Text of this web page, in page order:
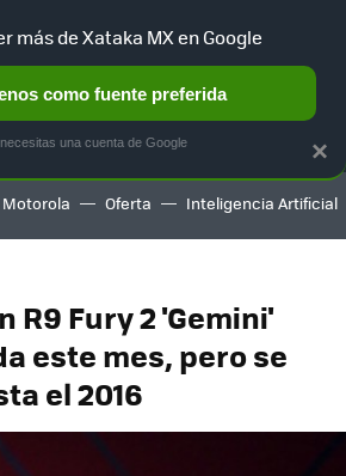
HOME AUTO TERRITORIO
Motorola Oferta Inteligencia Artificial
R9 Fury 2 'Gemini'
este mes, pero se
el 2016
×
más de Xataka MX en Google
como fuente preferida
una cuenta de Google